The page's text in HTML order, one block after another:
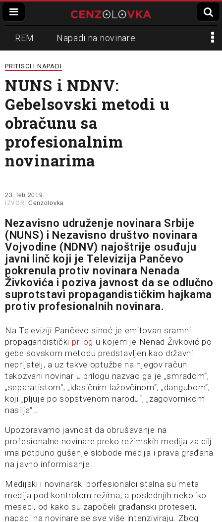
REM Napadi na novinare
Zvučni top
Propaganda Lokalni mediji
Informer Slavko Ćuruvija
PRITISCI I NAPADI
NUNS i NDNV:
Gebelsovski metodi u
obračunu sa
profesionalnim
novinarima
23. feb 2019.
IZVOR: Cenzolovka
Nezavisno udruženje novinara Srbije
(NUNS) i Nezavisno društvo novinara
Vojvodine (NDNV) najoštrije osuđuju
javni linč koji je Televizija Pančevo
pokrenula protiv novinara Nenada
Živkovića i poziva javnost da se odlučno
suprotstavi propagandističkim hajkama
protiv profesionalnih novinara.
Na Televiziji Pančevo sinoć je emitovan sramni
propagandistički prilog u kojem je Nenad Živković po
gebelsovskom metodu predstavljen kao državni
neprijatelj, a uz takve optužbe na njegov račun
takozvani novinar u prilogu nazvao ga je „smradom“,
„separatistom“, „klasičnim lažovčinom“, „dangubom“,
koji „pljuje po sopstvenom narodu“, „zagovornikom
nasilja“…
Upozoravamo javnost da obrušavanje na
profesionalne novinare preko režimskih medija za cilj
ima potpuno gušenje slobode medija i prava građana
na javno informisanje.
Medijski i novinarski porfesionalci stalna su meta
medija pod kontrolom režima, a poslednjih nekoliko
meseci, od kako su započeli građanski proteseti,
napadi na novinare se sve više intenziviraju. Zbog